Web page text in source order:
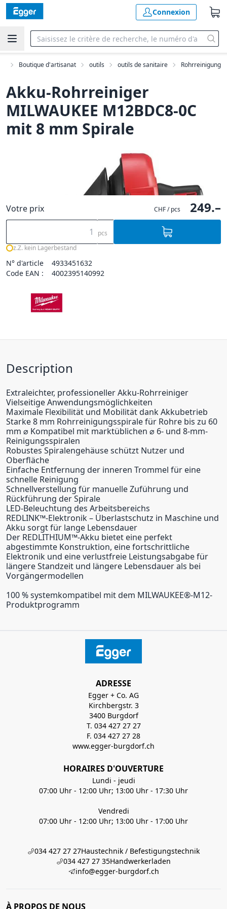
Connexion
Boutique d'artisanat outils outils de sanitaire Rohrreinigung
Akku-Rohrreiniger
MILWAUKEE M12BDC8-0C
mit 8 mm Spirale
Votre prix CHF / pcs 249.–
pcs
z.Z. kein Lagerbestand
N° d'article
4933451632
Code EAN :
4002395140992
Description
Extraleichter, professioneller Akku-Rohrreiniger
Vielseitige Anwendungsmöglichkeiten
Maximale Flexibilität und Mobilität dank Akkubetrieb
Starke 8 mm Rohrreinigungsspirale für Rohre bis zu 60
mm ⌀ Kompatibel mit marktüblichen ⌀ 6- und 8-mm-
Reinigungsspiralen
Robustes Spiralengehäuse schützt Nutzer und
Oberfläche
Einfache Entfernung der inneren Trommel für eine
schnelle Reinigung
Schnellverstellung für manuelle Zuführung und
Rückführung der Spirale
LED-Beleuchtung des Arbeitsbereichs
REDLINK™-Elektronik – Überlastschutz in Maschine und
Akku sorgt für lange Lebensdauer
Der REDLITHIUM™-Akku bietet eine perfekt
abgestimmte Konstruktion, eine fortschrittliche
Elektronik und eine verlustfreie Leistungsabgabe für
längere Standzeit und längere Lebensdauer als bei
Vorgängermodellen
100 % systemkompatibel mit dem MILWAUKEE®-M12-
Produktprogramm
ADRESSE
Egger + Co. AG
Kirchbergstr. 3
3400 Burgdorf
T. 034 427 27 27
F. 034 427 27 28
www.egger-burgdorf.ch
HORAIRES D'OUVERTURE
Lundi - jeudi
07:00 Uhr - 12:00 Uhr; 13:00 Uhr - 17:30 Uhr
Vendredi
07:00 Uhr - 12:00 Uhr; 13:00 Uhr - 17:00 Uhr
034 427 27 27Haustechnik / Befestigungstechnik
034 427 27 35Handwerkerladen
info@egger-burgdorf.ch
À PROPOS DE NOUS